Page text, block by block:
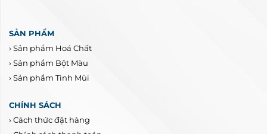
SẢN PHẨM
› Sản phẩm Hoá Chất
› Sản phẩm Bột Màu
› Sản phẩm Tinh Mùi
CHÍNH SÁCH
› Cách thức đặt hàng